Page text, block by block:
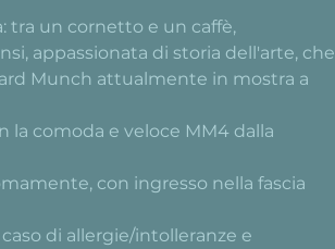
tra un cornetto e un caffè,
appassionata di storia dell'arte, che
Munch attualmente in mostra a
la comoda e veloce MM4 dalla
con ingresso nella fascia
di allergie/intolleranze e